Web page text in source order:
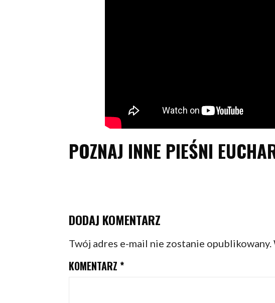
POZNAJ INNE PIEŚNI
DODAJ KOMENTARZ
Twój adres e-mail nie zostanie opublikowany.
KOMENTARZ *